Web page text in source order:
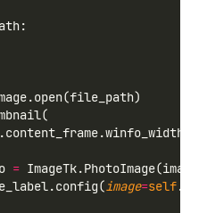
= ImageTk.PhotoImage(image)
image=self